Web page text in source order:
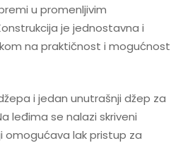
u promenljivim
je jednostavna i
na praktičnost i mogućnost
i jedan unutrašnji džep za
leđima se nalazi skriveni
omogućava lak pristup za